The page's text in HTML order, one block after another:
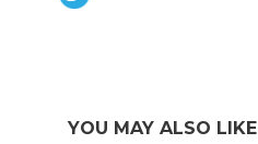
YOU MAY ALSO LIKE